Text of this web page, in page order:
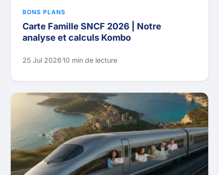
BONS PLANS
Carte Famille SNCF 2026 | Notre
analyse et calculs Kombo
25 Jul 202610 min de lecture